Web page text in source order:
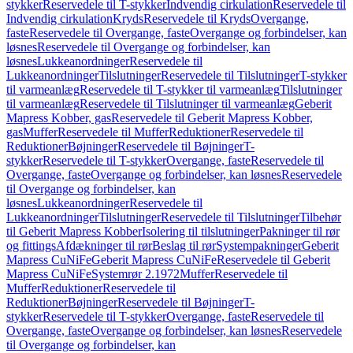
stykkerReservedele til T-stykkerIndvendig cirkulationReservedele til
Indvendig cirkulationKrydsReservedele til KrydsOvergange,
fasteReservedele til Overgange, fasteOvergange og forbindelser, kan
løsnesReservedele til Overgange og forbindelser, kan
løsnesLukkeanordningerReservedele til
LukkeanordningerTilslutningerReservedele til TilslutningerT-stykker
til varmeanlægReservedele til T-stykker til varmeanlægTilslutninger
til varmeanlægReservedele til Tilslutninger til varmeanlægGeberit
Mapress Kobber, gasReservedele til Geberit Mapress Kobber,
gasMufferReservedele til MufferReduktionerReservedele til
ReduktionerBøjningerReservedele til BøjningerT-
stykkerReservedele til T-stykkerOvergange, fasteReservedele til
Overgange, fasteOvergange og forbindelser, kan løsnesReservedele
til Overgange og forbindelser, kan
løsnesLukkeanordningerReservedele til
LukkeanordningerTilslutningerReservedele til TilslutningerTilbehør
til Geberit Mapress KobberIsolering til tilslutningerPakninger til rør
og fittingsAfdækninger til rørBeslag til rørSystempakningerGeberit
Mapress CuNiFeGeberit Mapress CuNiFeReservedele til Geberit
Mapress CuNiFeSystemrør 2.1972MufferReservedele til
MufferReduktionerReservedele til
ReduktionerBøjningerReservedele til BøjningerT-
stykkerReservedele til T-stykkerOvergange, fasteReservedele til
Overgange, fasteOvergange og forbindelser, kan løsnesReservedele
til Overgange og forbindelser, kan